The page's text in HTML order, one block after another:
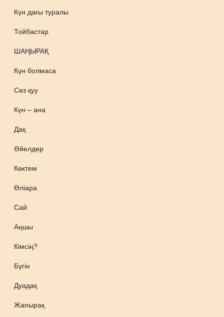
Күн дағы туралы
Тойбастар
ШАҢЫРАҚ
Күн болмаса
Сөз қуу
Күн – ана
Дақ
Әйелдер
Көктем
Өліара
Сай
Аңшы
Кімсің?
Бүгін
Дуадақ
Жапырақ